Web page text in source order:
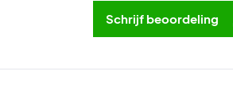
Schrijf beoordeling